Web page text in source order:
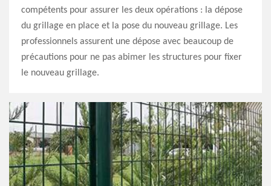
compétents pour assurer les deux opérations : la dépose
du grillage en place et la pose du nouveau grillage. Les
professionnels assurent une dépose avec beaucoup de
précautions pour ne pas abimer les structures pour fixer
le nouveau grillage.